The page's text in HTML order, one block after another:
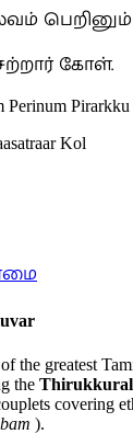
கோள்.
Perinum Pirarkku
Kol
the greatest
the Thirukkural
covering
).